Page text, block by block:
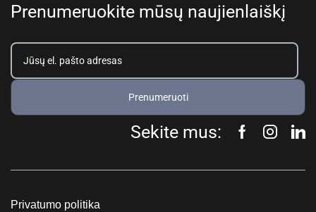
Prenumeruokite mūsų naujienlaiškį
Prenumeruoti
Sekite mus:
Privatumo politika